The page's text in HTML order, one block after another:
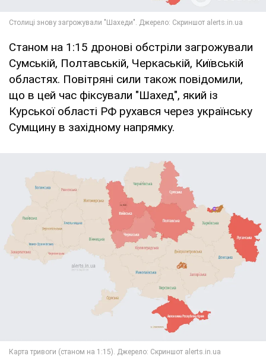
Станом на 1:15 дронові обстріли загрожували
Сумській, Полтавській, Черкаській, Київській
областях. Повітряні сили також повідомили,
що в цей час фіксували "Шахед", який із
Курської області РФ рухався через українську
Сумщину в західному напрямку.